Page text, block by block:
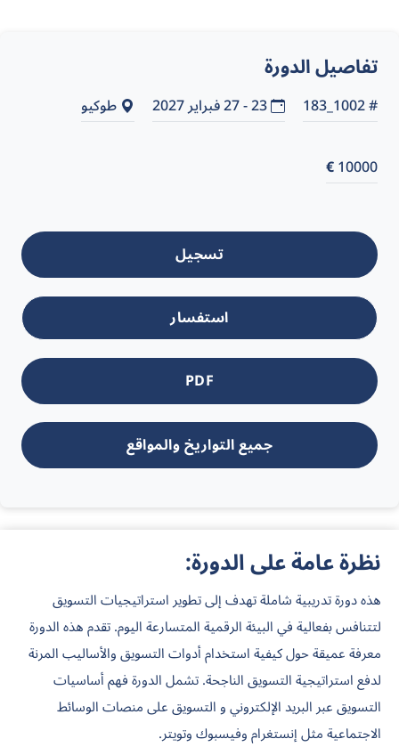
تفاصيل الدورة
# 1002_183 23 - 27 فبراير 2027 طوكيو
10000
€
تسجيل
استفسار
PDF
جميع التواريخ والمواقع
نظرة عامة على الدورة:
هذه دورة تدريبية شاملة تهدف إلى تطوير استراتيجيات التسويق
لتتنافس بفعالية في البيئة الرقمية المتسارعة اليوم. تقدم هذه الدورة
معرفة عميقة حول كيفية استخدام أدوات التسويق والأساليب المرنة
لدفع استراتيجية التسويق الناجحة. تشمل الدورة فهم أساسيات
التسويق عبر البريد الإلكتروني و التسويق على منصات الوسائط
الاجتماعية مثل إنستغرام وفيسبوك وتويتر.